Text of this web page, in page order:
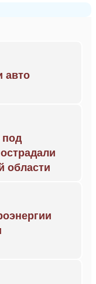
авто
под
области